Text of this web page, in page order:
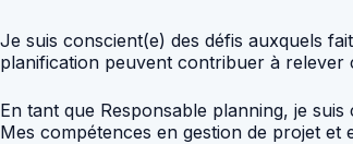
Je suis conscient(e) des défis auxquels
planification peuvent contribuer à relever
En tant que Responsable planning, je
Mes compétences en gestion de projet